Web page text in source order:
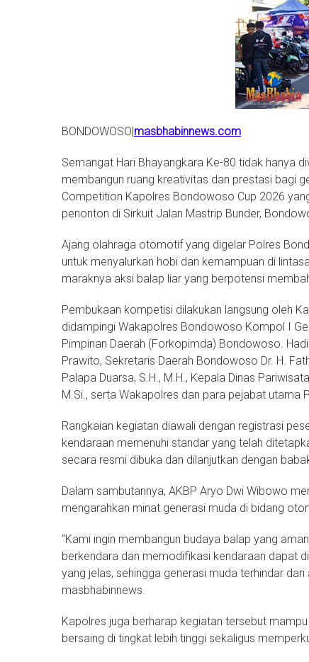
BONDOWOSO|masbhabinnews.com
Semangat Hari Bhayangkara Ke-80 tidak hanya
membangun ruang kreativitas dan prestasi bagi
Competition Kapolres Bondowoso Cup 2026
penonton di Sirkuit Jalan Mastrip Bunder,
Ajang olahraga otomotif yang digelar Polres
untuk menyalurkan hobi dan kemampuan di
maraknya aksi balap liar yang berpotensi
Pembukaan kompetisi dilakukan langsung oleh
didampingi Wakapolres Bondowoso Kompol I
Pimpinan Daerah (Forkopimda) Bondowoso.
Prawito, Sekretaris Daerah Bondowoso Dr. H.
Palapa Duarsa, S.H., M.H., Kepala Dinas
M.Si., serta Wakapolres dan para pejabat utama
Rangkaian kegiatan diawali dengan registrasi
kendaraan memenuhi standar yang telah
secara resmi dibuka dan dilanjutkan dengan
Dalam sambutannya, AKBP Aryo Dwi Wibowo
mengarahkan minat generasi muda di bidang
“Kami ingin membangun budaya balap yang
berkendara dan memodifikasi kendaraan dapat
yang jelas, sehingga generasi muda terhindar
masbhabinnews.
Kapolres juga berharap kegiatan tersebut
bersaing di tingkat lebih tinggi sekaligus